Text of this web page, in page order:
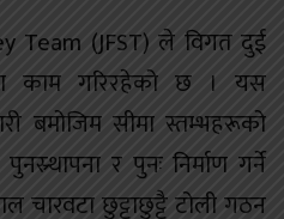
Team (JFST) ले विगत दुई
काम गरिरहेको छ । यस
बमोजिम सीमा स्तम्भहरूको
र पुनः निर्माण गर्ने
चारवटा छुट्टाछुट्टै टोली गठन